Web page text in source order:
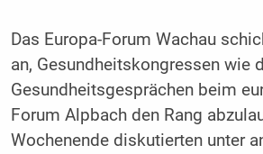
Das Europa-Forum Wachau
an, Gesundheitskongressen wie
Gesundheitsgesprächen beim
Forum Alpbach den Rang
Wochenende diskutierten unter